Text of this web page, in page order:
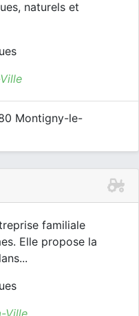
naturels et
Montigny-le-
familiale
Elle propose la
Ville